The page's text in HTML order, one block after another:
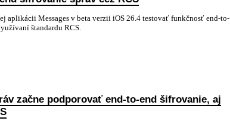
aplikácii Messages v beta verzii iOS 26.4 testovať funkčnosť end-to-
štandardu RCS.
začne podporovať end-to-end šifrovanie, aj